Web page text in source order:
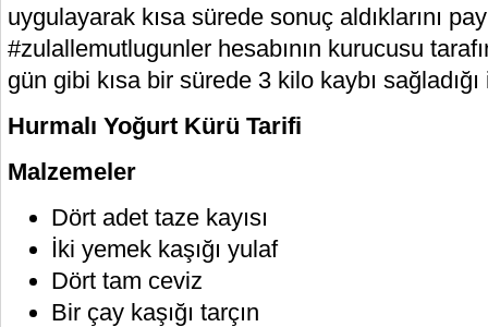
uygulayarak kısa sürede sonuç aldıklarını
#zulallemutlugunler hesabının kurucusu
gün gibi kısa bir sürede 3 kilo kaybı
Hurmalı Yoğurt Kürü Tarifi
Malzemeler
Dört adet taze kayısı
İki yemek kaşığı yulaf
Dört tam ceviz
Bir çay kaşığı tarçın